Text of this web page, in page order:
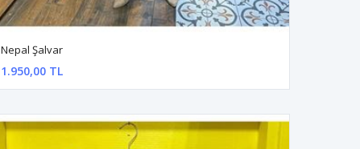
Nepal Şalvar
1.950,00 TL